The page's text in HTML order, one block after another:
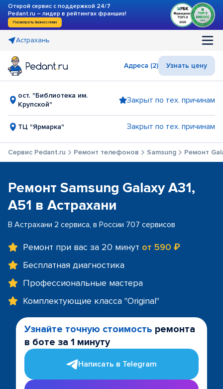
Открой сервис с поддержкой 24/7
Pedant.ru – лидер в рейтингах франшиз!
Посмотреть бизнес-план
Астрахань
Адреса (2) Узнать цену
ост. "Библиотека им.
Крупской"
Закрыт по тех. причинам
ТЦ "Ярмарка" Закрыт по тех. причинам
Сервис Pedant.ru Ремонт телефонов Samsung Ремонт
Ремонт Samsung Galaxy A31,
A51 в Астрахани
В Астрахани 2 сервиса, в России 707 сервисов
Ремонт при вас за 20 минут от 590 ₽
Бесплатная диагностика
Профессиональные мастера
Комплектующие класса "Original"
Узнайте точную стоимость ремонта
в боте за 1 минуту
Написать в Telegram